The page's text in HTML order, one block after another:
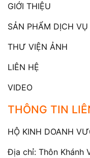
GIỚI THIỆU
SẢN PHẨM DỊCH VỤ
THƯ VIỆN ẢNH
LIÊN HỆ
VIDEO
THÔNG TIN
HỘ KINH DOANH
Địa chỉ: Thôn Khánh